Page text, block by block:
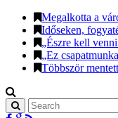
Megalkotta a
Időseken,
„Észre kell
„Ez
Többször